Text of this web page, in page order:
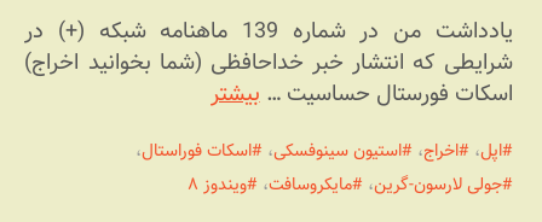
یادداشت من در شماره 139 ماهنامه شبکه (+) در
شرایطی که انتشار خبر خداحافظی (شما بخوانید اخراج)
اسکات فورستال حساسیت …بیشتر
اپل، اخراج، استیون سینوفسکی، اسکات فوراستال،
جولی لارسون-گرین، مایکروسافت، ویندوز ۸